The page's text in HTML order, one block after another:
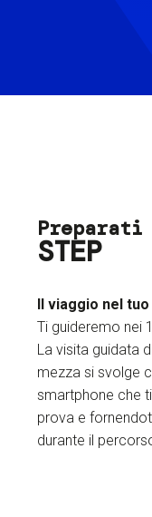
STEP
Il viaggio nel
Ti guideremo nei
La visita guidata
mezza si svolge
smartphone che
prova e
durante il